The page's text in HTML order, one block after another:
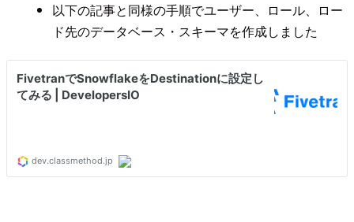
以下の記事と同様の手順でユーザー、ロール、ロー
ド先のデータベース・スキーマを作成しました